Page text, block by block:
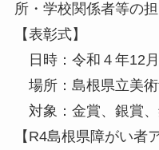
所・学校関係者等の
【表彰式】
日時：令和４年12
場所：島根県立美
対象：金賞、銀賞
【R4島根県障がい者